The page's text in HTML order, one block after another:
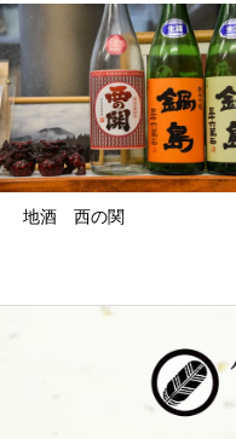
インフルエンザ予防にオスス